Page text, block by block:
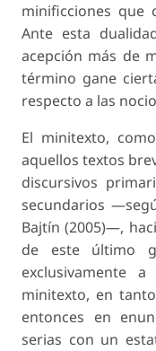
minificciones que
Ante esta
acepción más de
término gane
respecto a las
El minitexto,
aquellos textos
discursivos
secundarios
Bajtín (2005)—,
de este último
exclusivamente
minitexto, en
entonces en
serias con un